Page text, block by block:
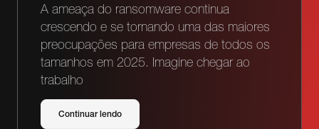
A ameaça do ransomware continua
crescendo e se tornando uma das maiores
preocupações para empresas de todos os
tamanhos em 2025. Imagine chegar ao
trabalho
Continuar lendo